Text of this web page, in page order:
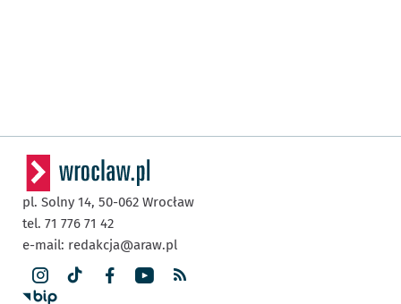
pl. Solny 14, 50-062 Wrocław
tel. 71 776 71 42
e-mail: redakcja@araw.pl